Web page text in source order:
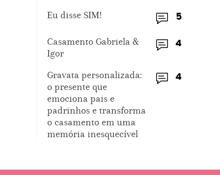
5
Eu disse SIM!
4
Casamento Gabriela &
Igor
4
Gravata personalizada:
o presente que
emociona pais e
padrinhos e transforma
o casamento em uma
memória inesquecível